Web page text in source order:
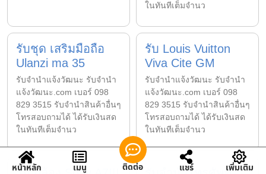
ในทันทีเต็มจำนว
รับชุด เสริมมือถือ
Ulanzi ma 35
รับจํานําแจ้งวัฒนะ รับจํานํา
แจ้งวัฒนะ.com เบอร์ 098
829 3515 รับจำนำสินค้าอื่นๆ
โทรสอบถามได้ ได้รับเงินสด
ในทันทีเต็มจำนว
รับ Louis Vuitton
Viva Cite GM
รับจํานําแจ้งวัฒนะ รับจํานํา
แจ้งวัฒนะ.com เบอร์ 098
829 3515 รับจำนำสินค้าอื่นๆ
โทรสอบถามได้ ได้รับเงินสด
ในทันทีเต็มจำนว
หน้าหลัก เมนู ติดต่อ แชร์ เพิ่มเติม